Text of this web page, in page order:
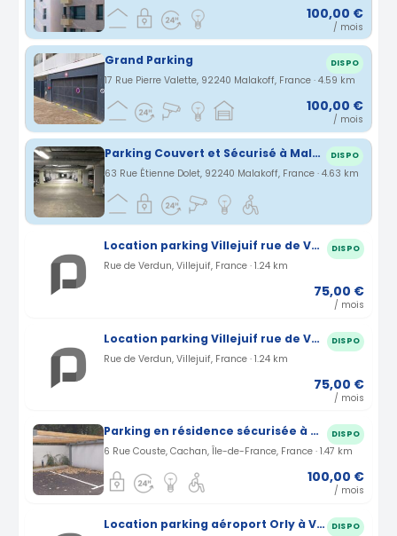
100,00 €
/ mois
Grand Parking DISPO
17 Rue Pierre Valette, 92240 Malakoff, France · 4.59 km
100,00 €
/ mois
Parking Couvert et Sécurisé à Malakoff Rue Etienne Dolet DISPO
63 Rue Étienne Dolet, 92240 Malakoff, France · 4.63 km
Location parking Villejuif rue de Verdun (94) DISPO
Rue de Verdun, Villejuif, France · 1.24 km
75,00 €
/ mois
Location parking Villejuif rue de Verdun (94) DISPO
Rue de Verdun, Villejuif, France · 1.24 km
75,00 €
/ mois
Parking en résidence sécurisée à Cachan DISPO
6 Rue Couste, Cachan, Île-de-France, France · 1.47 km
100,00 €
/ mois
Location parking aéroport Orly à Vitry-sur-seine (94) DISPO